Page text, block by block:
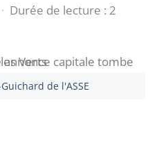
· Durée de lecture : 2
de l'ASSE